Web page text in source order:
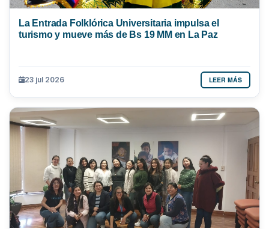
La Entrada Folklórica Universitaria impulsa el
turismo y mueve más de Bs 19 MM en La Paz
23 jul 2026 LEER MÁS